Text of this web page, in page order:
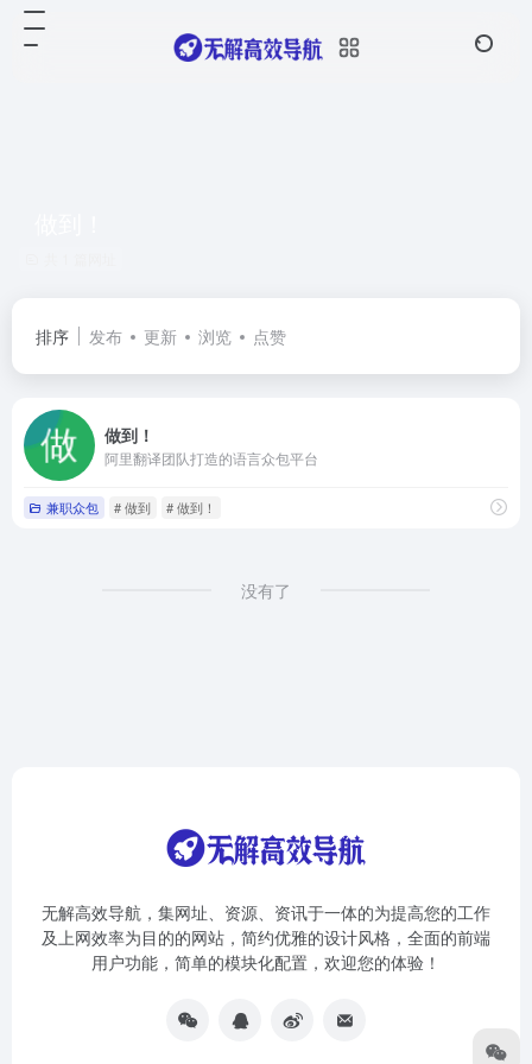
排序 发布 更新 浏览 点赞
做到！
阿里翻译团队打造的语言众包平台
兼职众包 # 做到 # 做到！
没有了
无解高效导航，集网址、资源、资讯于一体的为提高您的工作
及上网效率为目的的网站，简约优雅的设计风格，全面的前端
用户功能，简单的模块化配置，欢迎您的体验！